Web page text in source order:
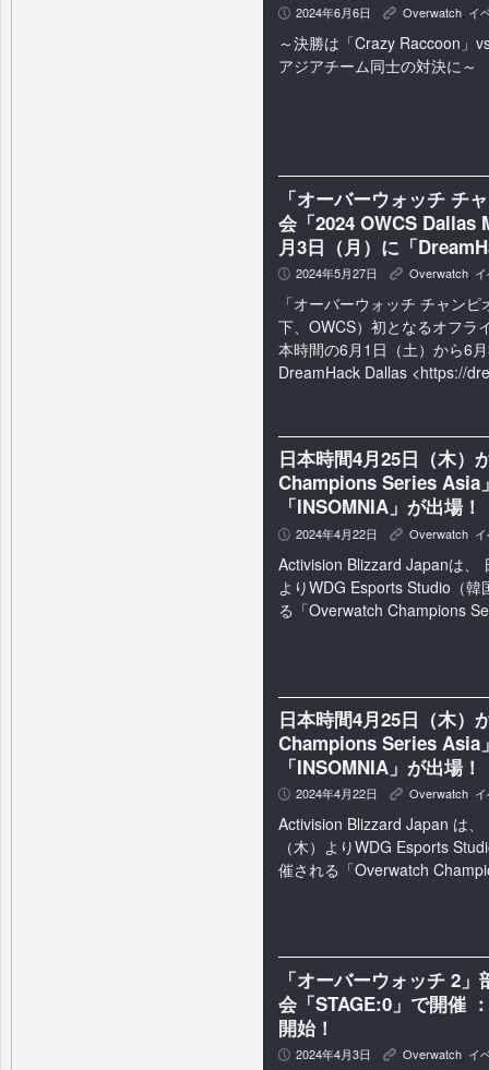
P 2024年6月6日 K Overwatch イ
～決勝は「Crazy Raccoon」
アジアチーム同士の対決に～
「オーバーウォッチ チ
会「2024 OWCS Dallas
月3日（月）に「
P 2024年5月27日 K Overwatch
「オーバーウォッチ チャン
下、OWCS）初となるオフラ
本時間の6月1日（土）から6
DreamHack Dallas <https://
日本時間4月25日（木）
Champions Series Asia
「INSOMNIA」が出場！
P 2024年4月22日 K Overwatch
Activision Blizzard Japanは、
よりWDG Esports Studio（
る「Overwatch Champions
日本時間4月25日（木）
Champions Series Asia
「INSOMNIA」が出場！
P 2024年4月22日 K Overwatch,
Activision Blizzard Japan は
（木）よりWDG Esports
催される「Overwatch
「オーバーウォッチ 2
会「STAGE:0」で開催
開始！
P 2024年4月3日 K Overwatch イ